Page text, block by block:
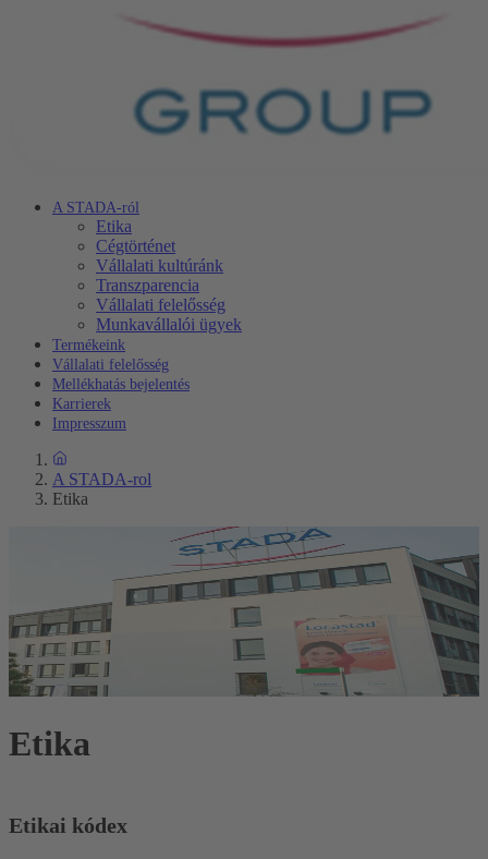
A STADA-ról
Etika
Cégtörténet
Vállalati kultúránk
Transzparencia
Vállalati felelősség
Munkavállalói ügyek
Termékeink
Vállalati felelősség
Mellékhatás bejelentés
Karrierek
Impresszum
A STADA-rol
Etika
Etika
Etikai kódex